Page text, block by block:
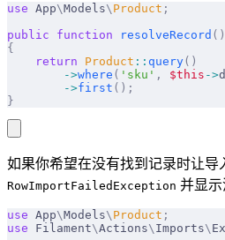
use App\Models\ Product ;
public function resolveRecord ()
{
    return
Product :: query()
        ->
where ( 'sku' , $this ->
        ->
first ();
}
如果你希望在没有找到记录时让导
RowImportFailedException 并显示
use App\Models\ Product ;
use Filament\Actions\ Imports\